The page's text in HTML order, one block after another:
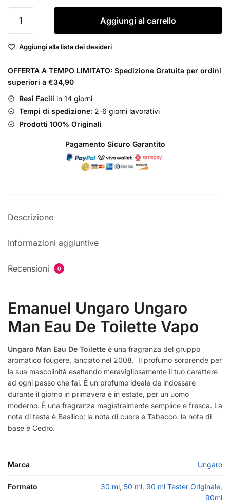
Ungaro
Ungaro
Man
De
Toilette
quantità
Aggiungi al carrello
Aggiungi alla lista dei desideri
OFFERTA A TEMPO LIMITATO: Spedizione Gratuita per ordini
superiori a €34,90
Resi Facili in 14 giorni
Tempi di spedizione: 2-6 giorni lavorativi
Prodotti 100% Originali
Pagamento Sicuro Garantito
Descrizione
Informazioni aggiuntive
Recensioni 0
Emanuel Ungaro Ungaro
Man Eau De Toilette Vapo
Ungaro Man Eau De Toilette è una fragranza del gruppo
aromatico fougere, lanciato nel 2008. Il profumo sorprende per
la sua mascolinità esaltando meravigliosamente il tuo carattere
ad ogni passo che fai. È un profumo ideale da indossare
durante il giorno in primavera e in estate, per un uomo
moderno. È una fragranza magistralmente semplice e fresca. La
nota di testa è Basilico; la nota di cuore è Tabacco. la nota di
base è Cedro.
Marca Ungaro
Formato 30 ml, 50 ml, 90 ml Tester Originale,
90ml